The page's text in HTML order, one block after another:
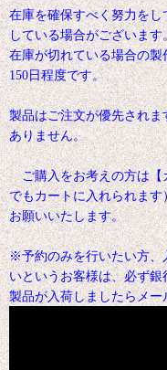
在庫を確保すべく努力を
している場合がございます
在庫が切れている場合の
150日程度です。
製品はご注文が優先され
ありません。
ご購入をお考えの方は【
でもカートに入れられま
お願い
※予約のみを行いたい方、
いというお客様は、必ず
製品が入荷しましたらメ